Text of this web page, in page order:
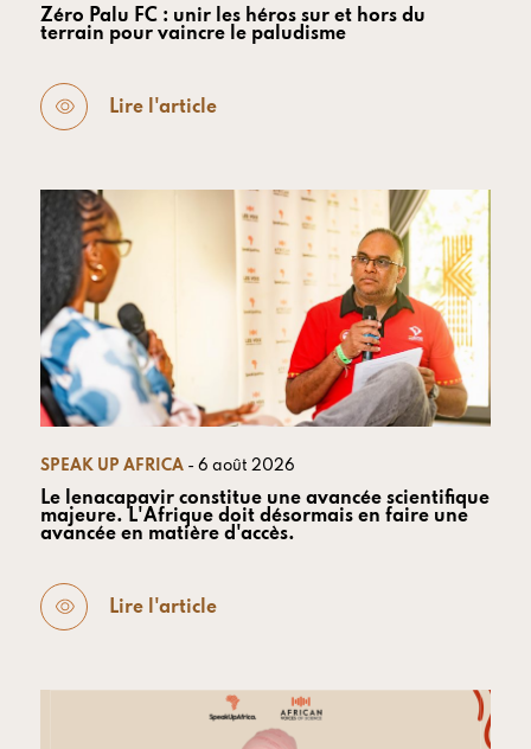
Zéro Palu FC : unir les héros sur et hors du
terrain pour vaincre le paludisme
Lire l'article
SPEAK UP AFRICA - 6 août 2026
Le lenacapavir constitue une avancée scientifique
majeure. L'Afrique doit désormais en faire une
avancée en matière d'accès.
Lire l'article